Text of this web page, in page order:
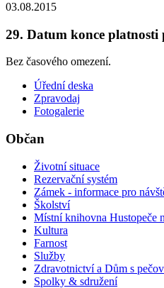
03.08.2015
29. Datum konce platnosti
Bez časového omezení.
Úřední deska
Zpravodaj
Fotogalerie
Občan
Životní situace
Rezervační systém
Zámek - informace pro
Školství
Místní knihovna Hustopeče
Kultura
Farnost
Služby
Zdravotnictví a Dům s
Spolky & sdružení